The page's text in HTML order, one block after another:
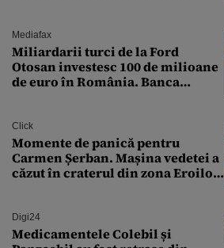
Mediafax
Miliardarii turci de la Ford
Otosan investesc 100 de milioane
de euro în România. Banca
Click
Momente de panică pentru
Carmen Șerban. Mașina vedetei a
căzut în craterul din zona Eroilor:
Digi24
Medicamentele Colebil și